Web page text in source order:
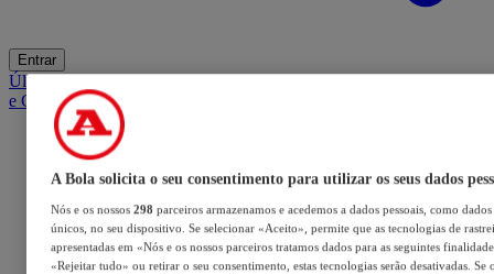
Entrar
ÚltimasMercadoOpiniãoiGaming HubA BOLA SUGEREBarba
e Cabelo
A Bola solicita o seu consentimento para utilizar os seus dados
Nós e os nossos 298 parceiros armazenamos e acedemos a dados pessoais, como
únicos, no seu dispositivo. Se selecionar «Aceito», permite que as tecnologias de
apresentadas em «Nós e os nossos parceiros tratamos dados para as seguintes
«Rejeitar tudo» ou retirar o seu consentimento, estas tecnologias serão desativadas. Se